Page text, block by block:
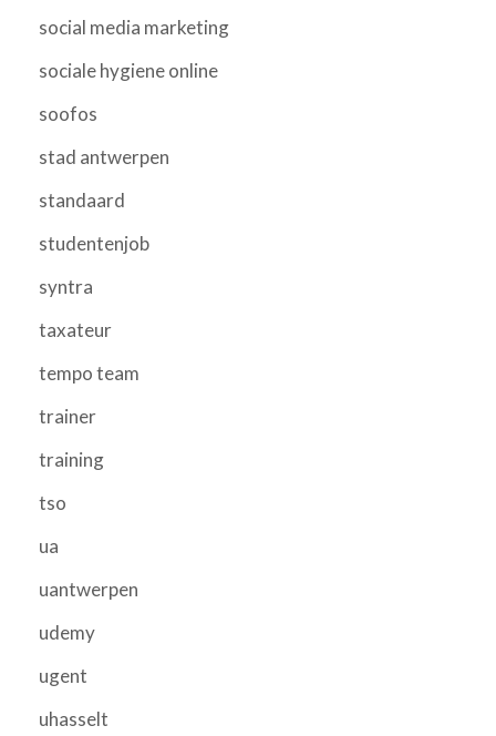
social media marketing
sociale hygiene online
soofos
stad antwerpen
standaard
studentenjob
syntra
taxateur
tempo team
trainer
training
tso
ua
uantwerpen
udemy
ugent
uhasselt